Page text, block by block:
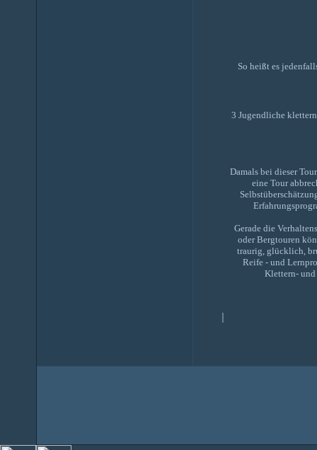
So heißt es
3 Jugendliche
Damals bei dieser
eine Tour
Gerade die
oder Bergtouren
traurig, glücklich,
Reife - und
Klettern-
|